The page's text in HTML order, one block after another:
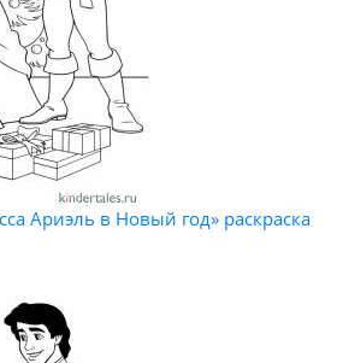
Ариэль в Новый год» раскраска